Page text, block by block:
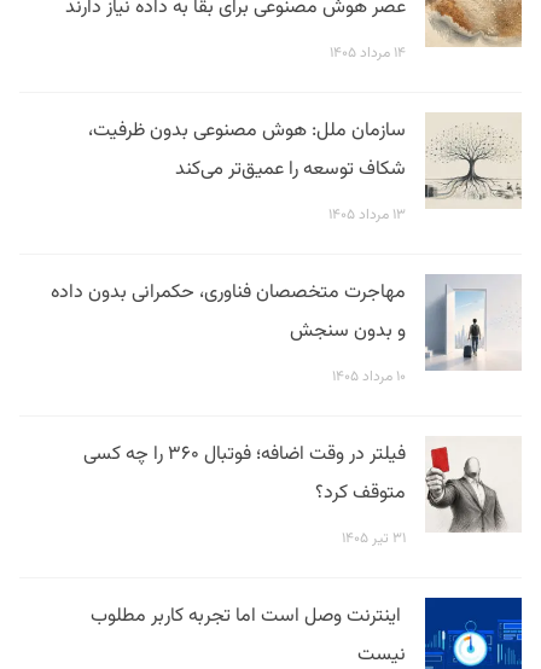
عصر هوش مصنوعی برای بقا به داده نیاز دارند
۱۴ مرداد ۱۴۰۵
سازمان ملل: هوش مصنوعی بدون ظرفیت،
شکاف توسعه را عمیق‌تر می‌کند
۱۳ مرداد ۱۴۰۵
مهاجرت متخصصان فناوری، حکمرانی بدون داده
و بدون سنجش
۱۰ مرداد ۱۴۰۵
فیلتر در وقت اضافه؛ فوتبال ۳۶۰ را چه کسی
متوقف کرد؟
۳۱ تیر ۱۴۰۵
اینترنت وصل است اما تجربه کاربر مطلوب
نیست